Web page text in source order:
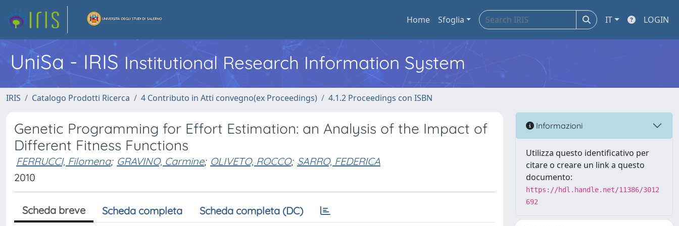
Home Sfoglia IT LOGIN
UniSa - IRIS Institutional Research Information System
IRIS Catalogo Prodotti Ricerca 4 Contributo in Atti convegno(ex Proceedings) 4.1.2 Proceedings con ISBN
Genetic Programming for Effort Estimation: an Analysis of the Impact of
Different Fitness Functions
FERRUCCI, Filomena; GRAVINO, Carmine; OLIVETO, ROCCO; SARRO, FEDERICA
2010
Scheda breve Scheda completa Scheda completa (DC)
Informazioni
Utilizza questo identificativo per
citare o creare un link a questo
documento:
https://hdl.handle.net/11386/3012
692